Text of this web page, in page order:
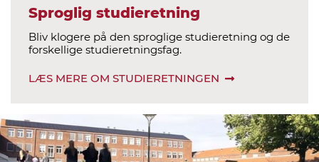
Sproglig studieretning
Bliv klogere på den sproglige studieretning og de
forskellige studieretningsfag.
LÆS MERE OM STUDIERETNINGEN